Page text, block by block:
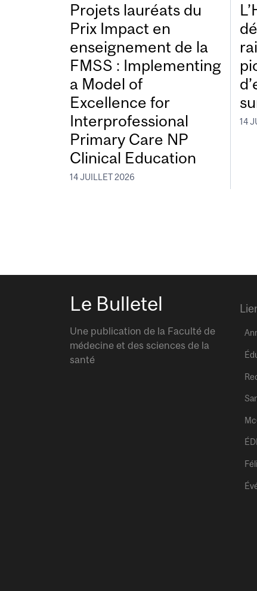
Projets lauréats du
Prix Impact en
enseignement de la
FMSS : Implementing
a Model of
Excellence for
Interprofessional
Primary Care NP
Clinical Education
14 JUILLET 2026
14
Le Bulletel
Une publication de la Faculté de
médecine et des sciences de la
santé
ÉDI